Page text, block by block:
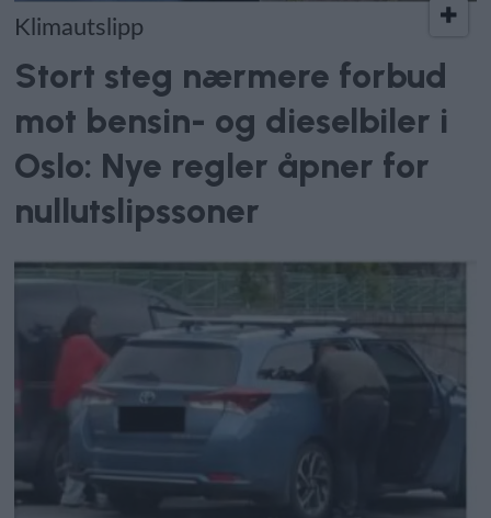
Klimautslipp
Stort steg nærmere forbud
mot bensin- og dieselbiler i
Oslo: Nye regler åpner for
nullutslipssoner